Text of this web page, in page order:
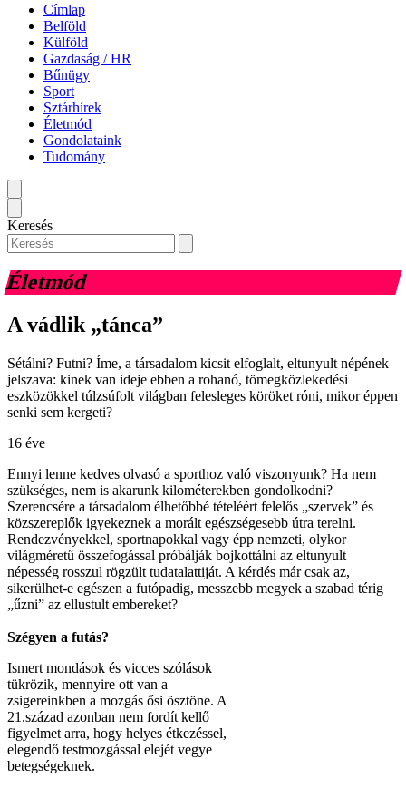
Címlap
Belföld
Külföld
Gazdaság / HR
Bűnügy
Sport
Sztárhírek
Életmód
Gondolataink
Tudomány
Keresés
Életmód
A vádlik „tánca”
Sétálni? Futni? Íme, a társadalom kicsit elfoglalt, eltunyult népének
jelszava: kinek van ideje ebben a rohanó, tömegközlekedési
eszközökkel túlzsúfolt világban felesleges köröket róni, mikor éppen
senki sem kergeti?
16 éve
Ennyi lenne kedves olvasó a sporthoz való viszonyunk? Ha nem
szükséges, nem is akarunk kilométerekben gondolkodni?
Szerencsére a társadalom élhetőbbé tételéért felelős „szervek” és
közszereplők igyekeznek a morált egészségesebb útra terelni.
Rendezvényekkel, sportnapokkal vagy épp nemzeti, olykor
világméretű összefogással próbálják bojkottálni az eltunyult
népesség rosszul rögzült tudatalattiját. A kérdés már csak az,
sikerülhet-e egészen a futópadig, messzebb megyek a szabad térig
„űzni” az ellustult embereket?
Szégyen a futás?
Ismert mondások és vicces szólások
tükrözik, mennyire ott van a
zsigereinkben a mozgás ősi ösztöne. A
21.század azonban nem fordít kellő
figyelmet arra, hogy helyes étkezéssel,
elegendő testmozgással elejét vegye
betegségeknek.